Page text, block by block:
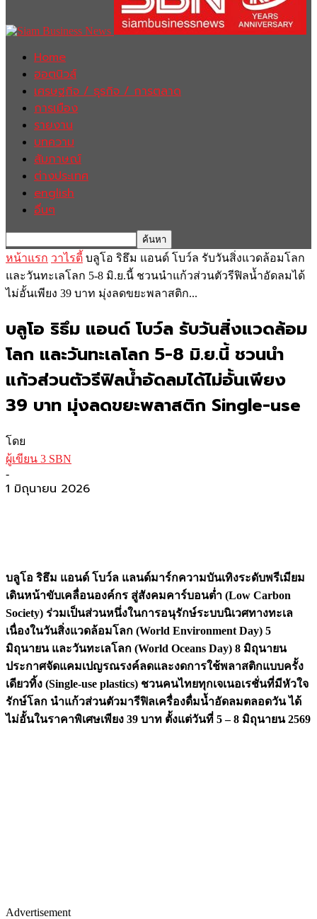
Home
ฮอตนิวส์
เศรษฐกิจ / ธุรกิจ / การตลาด
การเมือง
รายงาน
บทความ
สัมภาษณ์
ต่างประเทศ
english
อื่นๆ
หน้าแรก วาไรตี้ บลูโอ ริธึม แอนด์ โบว์ล รับวันสิ่งแวดล้อมโลก
และวันทะเลโลก 5-8 มิ.ย.นี้ ชวนนำแก้วส่วนตัวรีฟิลน้ำอัดลมได้
ไม่อั้นเพียง 39 บาท มุ่งลดขยะพลาสติก...
บลูโอ ริธึม แอนด์ โบว์ล รับวันสิ่งแวดล้อม
โลก และวันทะเลโลก 5-8 มิ.ย.นี้ ชวนนำ
แก้วส่วนตัวรีฟิลน้ำอัดลมได้ไม่อั้นเพียง
39 บาท มุ่งลดขยะพลาสติก Single-use
โดย
ผู้เขียน 3 SBN
-
1 มิถุนายน 2026
บลูโอ ริธึม แอนด์ โบว์ล แลนด์มาร์กความบันเทิงระดับพรีเมียม
เดินหน้าขับเคลื่อนองค์กร สู่สังคมคาร์บอนต่ำ (Low Carbon
Society) ร่วมเป็นส่วนหนึ่งในการอนุรักษ์ระบบนิเวศทางทะเล
เนื่องในวันสิ่งแวดล้อมโลก (World Environment Day) 5
มิถุนายน และวันทะเลโลก (World Oceans Day) 8 มิถุนายน
ประกาศจัดแคมเปญรณรงค์ลดและงดการใช้พลาสติกแบบครั้ง
เดียวทิ้ง (Single-use plastics) ชวนคนไทยทุกเจเนอเรชั่นที่มีหัวใจ
รักษ์โลก นำแก้วส่วนตัวมารีฟิลเครื่องดื่มน้ำอัดลมตลอดวัน ได้
ไม่อั้นในราคาพิเศษเพียง 39 บาท ตั้งแต่วันที่ 5 – 8 มิถุนายน 2569
Advertisement